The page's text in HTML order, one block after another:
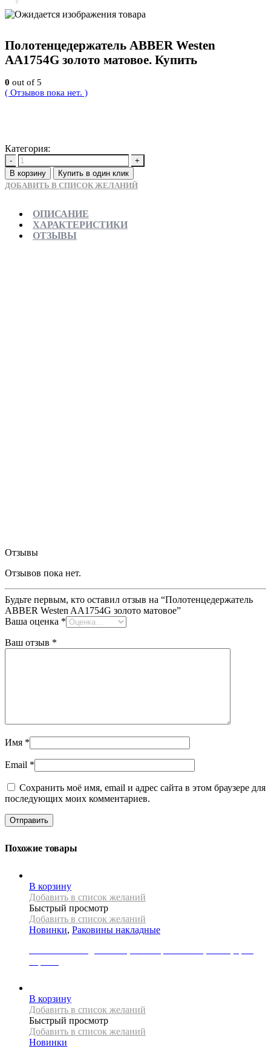
Полотенцедержатель ABBER Westen
AA1754G золото матовое. Купить
0 out of 5
( Отзывов пока нет. )
Категория:
-
+
В корзину
Купить в один клик
ДОБАВИТЬ В СПИСОК ЖЕЛАНИЙ
ОПИСАНИЕ
ХАРАКТЕРИСТИКИ
ОТЗЫВЫ
Отзывы
Отзывов пока нет.
Будьте первым, кто оставил отзыв на “Полотенцедержатель
ABBER Westen AA1754G золото матовое”
Ваша оценка *
Ваш отзыв *
Имя *
Email *
Сохранить моё имя, email и адрес сайта в этом браузере для
последующих моих комментариев.
Похожие товары
В корзину
Добавить в список желаний
Быстрый просмотр
Добавить в список желаний
Новинки, Раковины накладные
В корзину
Добавить в список желаний
Быстрый просмотр
Добавить в список желаний
Новинки